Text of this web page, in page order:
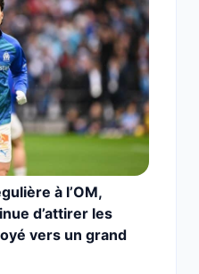
à l’OM,
d’attirer les
vers un grand